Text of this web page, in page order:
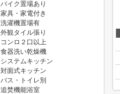
バイク置場あり
家具・家電付き
洗濯機置場有
外観タイル張り
コンロ２口以上
食器洗い乾燥機
システムキッチン
対面式キッチン
バス・トイレ別
追焚機能浴室